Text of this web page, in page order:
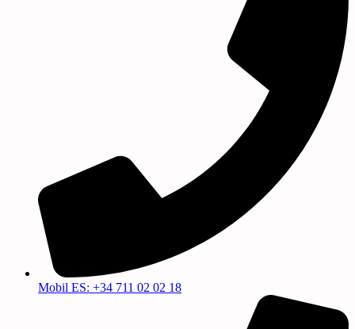
Mobil ES: +34 711 02 02 18